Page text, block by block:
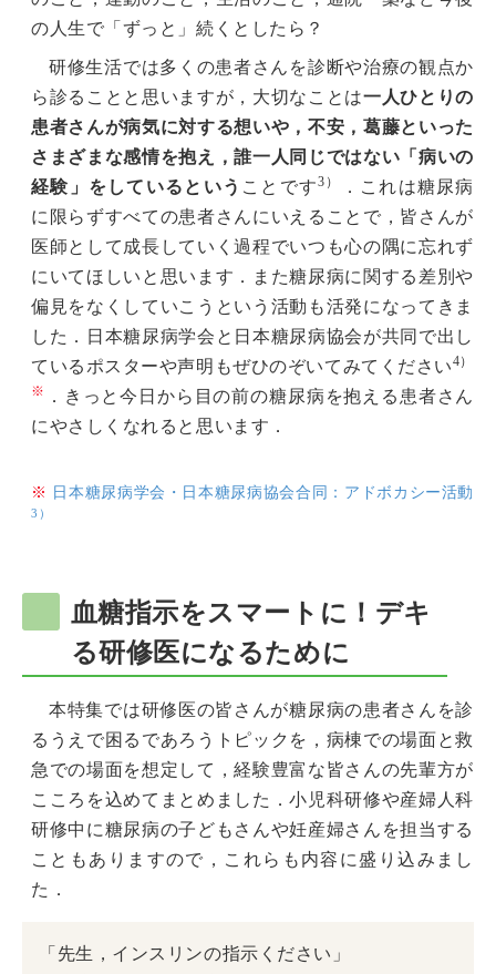
の人生で「ずっと」続くとしたら？
研修生活では多くの患者さんを診断や治療の観点か
ら診ることと思いますが，大切なことは一人ひとりの
患者さんが病気に対する想いや，不安，葛藤といった
さまざまな感情を抱え，誰一人同じではない「病いの
経験」をしているという ことです3）
．これは糖尿病
に限らずすべての患者さんにいえることで，皆さんが
医師として成長していく過程でいつも心の隅に忘れず
にいてほしいと思います．また糖尿病に関する差別や
偏見をなくしていこうという活動も活発になってきま
した．日本糖尿病学会と日本糖尿病協会が共同で出し
ているポスターや声明もぜひのぞいてみてください4）
※
．きっと今日から目の前の糖尿病を抱える患者さん
にやさしくなれると思います．
※ 日本糖尿病学会・日本糖尿病協会合同：アドボカシー活動
3）
血糖指示をスマートに！デキ
る研修医になるために
本特集では研修医の皆さんが糖尿病の患者さんを診
るうえで困るであろうトピックを，病棟での場面と救
急での場面を想定して，経験豊富な皆さんの先輩方が
こころを込めてまとめました．小児科研修や産婦人科
研修中に糖尿病の子どもさんや妊産婦さんを担当する
こともありますので，これらも内容に盛り込みまし
た．
「先生，インスリンの指示ください」